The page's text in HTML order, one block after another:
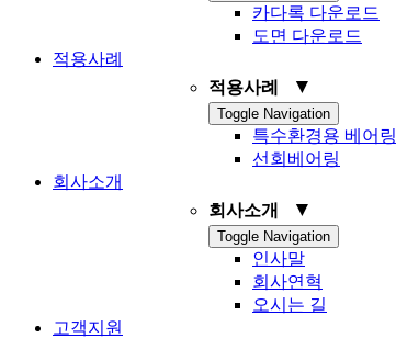
카다록 다운로드
도면 다운로드
적용사례
적용사례
▼
Toggle Navigation
특수환경용 베어링
선회베어링
회사소개
회사소개
▼
Toggle Navigation
인사말
회사연혁
오시는 길
고객지원